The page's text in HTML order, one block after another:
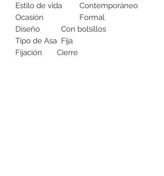
Estilo de vida
Contemporáneo
Ocasión
Formal
Diseño
Con bolsillos
Tipo de Asa Fija
Fijación
Cierre